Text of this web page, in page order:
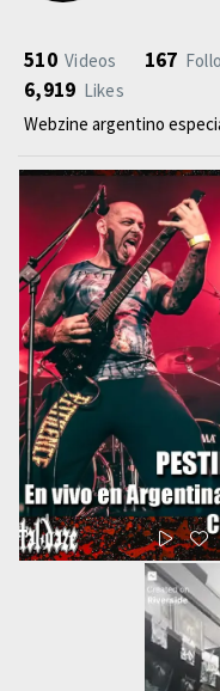
510 Videos 167
6,919 Likes
Webzine argentino